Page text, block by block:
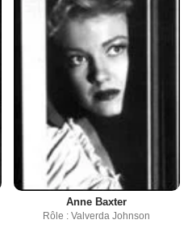
Anne Baxter
Rôle : Valverda Johnson